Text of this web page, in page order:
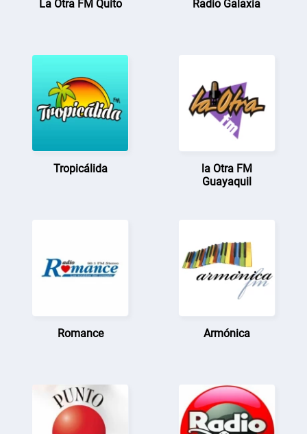
La Otra FM Quito Radio Galaxia
Tropicálida
la Otra FM
Guayaquil
Romance Armónica